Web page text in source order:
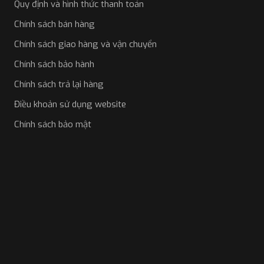
quay rộng 150 độ, giúp bao quát toàn bộ không gian
phía trước và phía sau xe.
Màn hình: Trang bị màn hình cảm ứng IPS kích thước
4 inch, giúp hiển thị trực quan và dễ thao tác.
Hỗ trợ thẻ nhớ: Sử dụng thẻ MicroSD với dung lượng
tối đa lên đến 256GB.
Sản phẩm có giá khoảng từ 8.980.000 VNĐ và được
bảo hành trong vòng 12 tháng.
Quy định và hình thức thanh toán
Chính sách bán hàng
Chính sách giao hàng và vận chuyển
Chính sách bảo hành
Chính sách trả lại hàng
Điều khoản sử dụng website
Chính sách bảo mật